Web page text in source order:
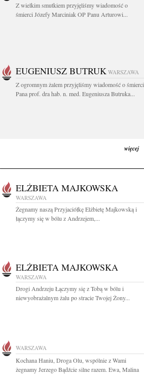
Z wielkim smutkiem przyjęliśmy wiadomość o
śmierci Józefy Marciniak OP Panu Arturowi...
EUGENIUSZ BUTRUK WARSZAWA
Z ogromnym żalem przyjęliśmy wiadomość o śmierci
Pana prof. dra hab. n. med. Eugeniusza Butruka...
więcej
ELŻBIETA MAJKOWSKA
WARSZAWA
Żegnamy naszą Przyjaciółkę Elżbietę Majkowską i
łączymy się w bólu z Andrzejem,...
ELŻBIETA MAJKOWSKA
WARSZAWA
Drogi Andrzeju Łączymy się z Tobą w bólu i
niewyobrażalnym żalu po stracie Twojej Żony...
WARSZAWA
Kochana Haniu, Droga Olu, wspólnie z Wami
żegnamy Jerzego Bądźcie silne razem. Ewa, Malina